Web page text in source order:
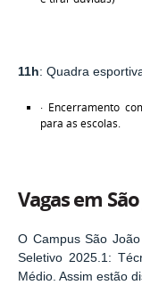
11h: Quadra
· Encerramento
para as escolas.
Vagas em
O Campus São
Seletivo 2025.1:
Médio. Assim estão